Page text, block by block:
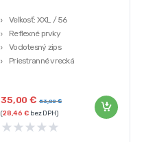
Veľkosť: XXL / 56
Reflexné prvky
Vodotesný zips
Priestranné vrecká
35,00€ 53,00€
(28,46€bez DPH)
★★★★★